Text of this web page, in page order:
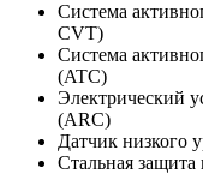
Система
CVT)
Система
(ATC)
Электрический
(ARC)
Датчик низкого
Стальная защита